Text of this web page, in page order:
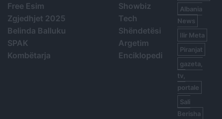
Free Esim
Zgjedhjet 2025
Belinda Balluku
SPAK
Kombëtarja
Showbiz
Tech
Shëndetësi
Argetim
Enciklopedi
Albania
News
Ilir Meta
Piranjat
gazeta,
tv,
portale
Sali
Berisha